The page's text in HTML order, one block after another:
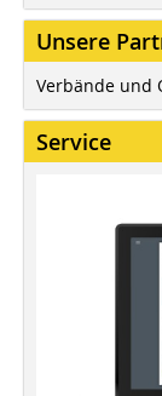
Unsere
Verbände und
Service